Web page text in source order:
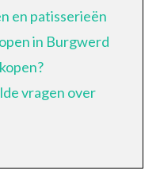
en patisserieën
in Burgwerd
vragen over